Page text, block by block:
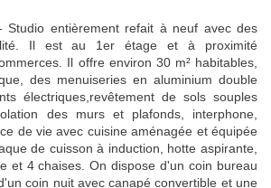
Studio entièrement refait à neuf avec des
Il est au 1er étage et à proximité
Il offre environ 30 m² habitables,
des menuiseries en aluminium double
électriques,revêtement de sols souples
des murs et plafonds, interphone,
de vie avec cuisine aménagée et équipée
de cuisson à induction, hotte aspirante,
et 4 chaises. On dispose d'un coin bureau
coin nuit avec canapé convertible et une